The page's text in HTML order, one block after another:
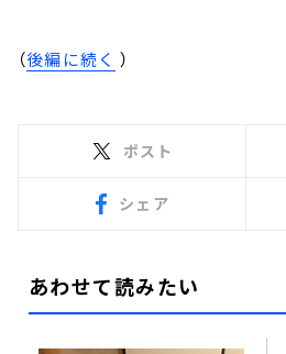
（後編に続く ）
ポスト
シェア
あわせて読みたい